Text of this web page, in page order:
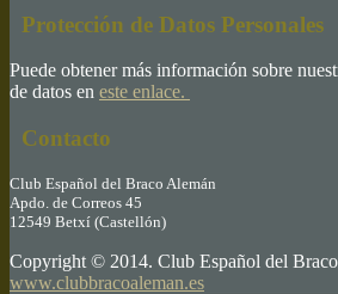
Protección de Datos Personales
Puede obtener más información sobre
de datos en este enlace.
Contacto
Club Español del Braco Alemán
Apdo. de Correos 45
12549 Betxí (Castellón)
Copyright © 2014. Club Español del
www.clubbracoaleman.es